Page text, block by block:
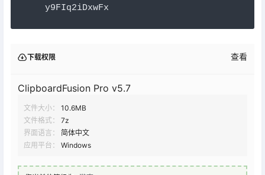
y9FIq2iDxwFx
下载权限 查看
ClipboardFusion Pro v5.7
文件大小：
10.6MB
文件格式：
7z
界面语言：
简体中文
应用平台：
Windows